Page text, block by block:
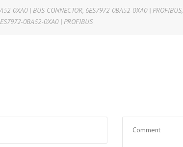
0XA0 | BUS CONNECTOR, 6ES7972-0BA52-0XA0 | PROFIBUS,
0BA52-0XA0 | PROFIBUS